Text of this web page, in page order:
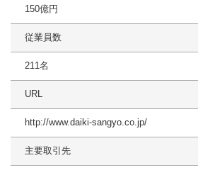
150億円
従業員数
211名
URL
http://www.daiki-sangyo.co.jp/
主要取引先